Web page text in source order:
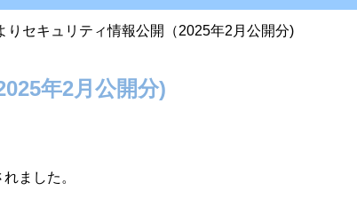
りセキュリティ情報公開（2025年2月公開分)
年2月公開分)
ました。